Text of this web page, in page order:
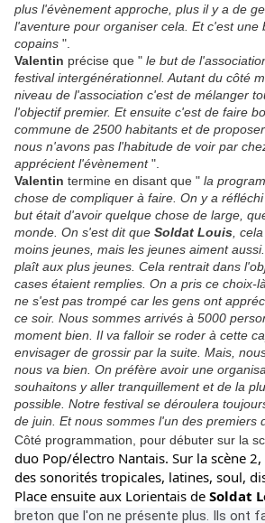
plus l'évènement approche, plus il y a de
l'aventure pour organiser cela. Et c'est une
copains ".
Valentin précise que " le but de
festival intergénérationnel. Autant du côté
niveau de l'association c'est de mélanger
l'objectif premier. Et ensuite c'est de faire
commune de 2500 habitants et de
nous n'avons pas l'habitude de voir par
apprécient l'évènement".
Valentin termine en disant que " la
chose de compliquer à faire. On y a
but était d'avoir quelque chose de large,
monde. On s'est dit que Soldat Louis ,
moins jeunes, mais les jeunes aiment
plaît aux plus jeunes. Cela rentrait dans
cases étaient remplies. On a pris ce choix-
ne s'est pas trompé car les gens ont
ce soir. Nous sommes arrivés à 5000
moment bien. Il va falloir se roder à cette
envisager de grossir par la suite. Mais,
nous va bien. On préfère avoir une
souhaitons y aller tranquillement et de la
possible. Notre festival se déroulera
de juin. Et nous sommes l'un des premiers
Côté programmation, pour débuter sur la
duo Pop/électro Nantais. Sur la scène
des sonorités tropicales, latines, soul,
Place ensuite aux Lorientais de Soldat
breton que l'on ne présente plus. Ils ont